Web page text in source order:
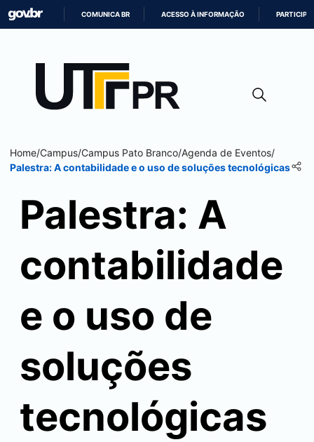
CONTEÚDO
COMUNICA BR ACESSO À INFORMAÇÃO PARTICIPE
Home/Campus/Campus Pato Branco/Agenda de Eventos/
Palestra: A contabilidade e o uso de soluções tecnológicas
Palestra: A
contabilidade
e o uso de
soluções
tecnológicas